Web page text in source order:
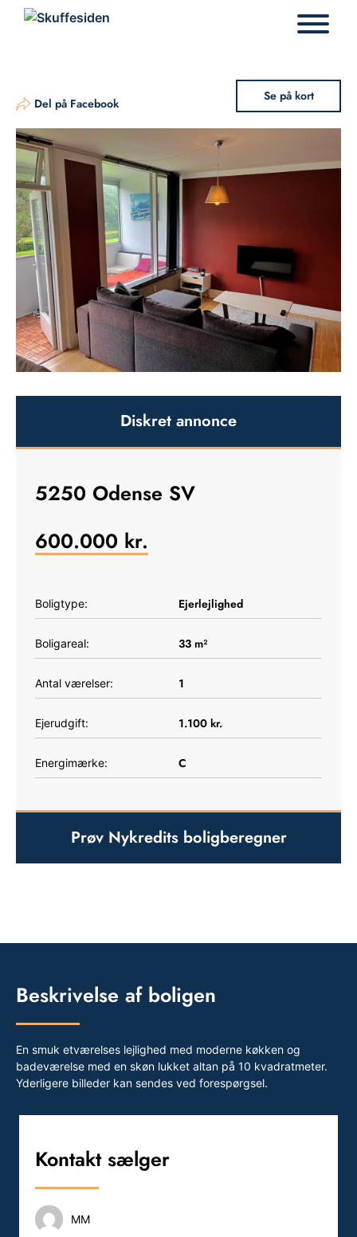
Del på Facebook Se på kort
Diskret annonce
5250 Odense SV
600.000 kr.
Boligtype: Ejerlejlighed
Boligareal: 33 m²
Antal værelser: 1
Ejerudgift: 1.100 kr.
Energimærke: C
Prøv Nykredits boligberegner
Beskrivelse af boligen
En smuk etværelses lejlighed med moderne køkken og
badeværelse med en skøn lukket altan på 10 kvadratmeter.
Yderligere billeder kan sendes ved forespørgsel.
Kontakt sælger
MM